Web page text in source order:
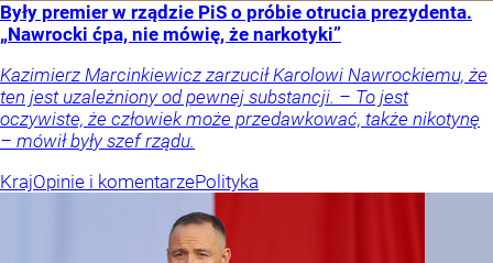
Były premier w rządzie PiS o próbie otrucia prezydenta.
„Nawrocki ćpa, nie mówię, że narkotyki”
Kazimierz Marcinkiewicz zarzucił Karolowi Nawrockiemu, że
ten jest uzależniony od pewnej substancji. – To jest
oczywiste, że człowiek może przedawkować, także nikotynę
– mówił były szef rządu.
KrajOpinie i komentarzePolityka